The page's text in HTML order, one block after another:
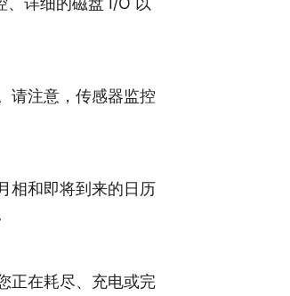
请注意，传感器监控
相和即将到来的日历
正在耗尽、充电或完